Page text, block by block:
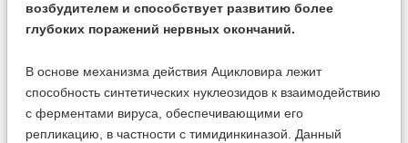
возбудителем и способствует развитию более
глубоких поражений нервных окончаний.
В основе механизма действия Ацикловира лежит
способность синтетических нуклеозидов к взаимодействию
с ферментами вируса, обеспечивающими его
репликацию, в частности с тимидинкиназой. Данный